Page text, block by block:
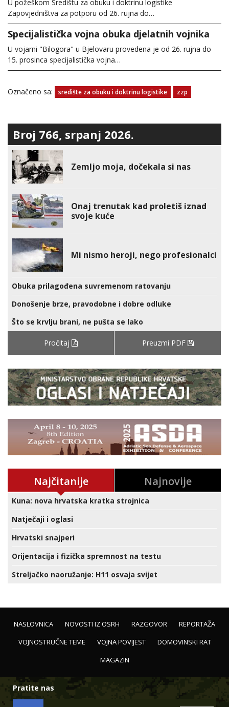
U požeškom Središtu za obuku i doktrinu logistike
Zapovjedništva za potporu od 26. rujna do…
Specijalistička vojna obuka djelatnih vojnika
U vojarni "Bilogora" u Bjelovaru provedena je od 26. rujna do
15. prosinca specijalistička vojna…
Označeno sa: središte za obuku i doktrinu logistike zzp
Broj 766, srpanj 2026.
Zemljo moja, dočekala si nas
Onaj trenutak kad proletiš iznad
svoje kuće
Mi nismo heroji, nego profesionalci
Obuka prilagođena suvremenom ratovanju
Donošenje brze, pravodobne i dobre odluke
Što se krvlju brani, ne pušta se lako
Pročitaj Preuzmi PDF
Najčitanije Najnovije
Kuna: nova hrvatska kratka strojnica
Natječaji i oglasi
Hrvatski snajperi
Orijentacija i fizička spremnost na testu
Streljačko naoružanje: H11 osvaja svijet
NASLOVNICA NOVOSTI IZ OSRH RAZGOVOR
REPORTAŽA
VOJNOSTRUČNE TEME
VOJNA POVIJEST
DOMOVINSKI RAT
MAGAZIN
Pratite nas